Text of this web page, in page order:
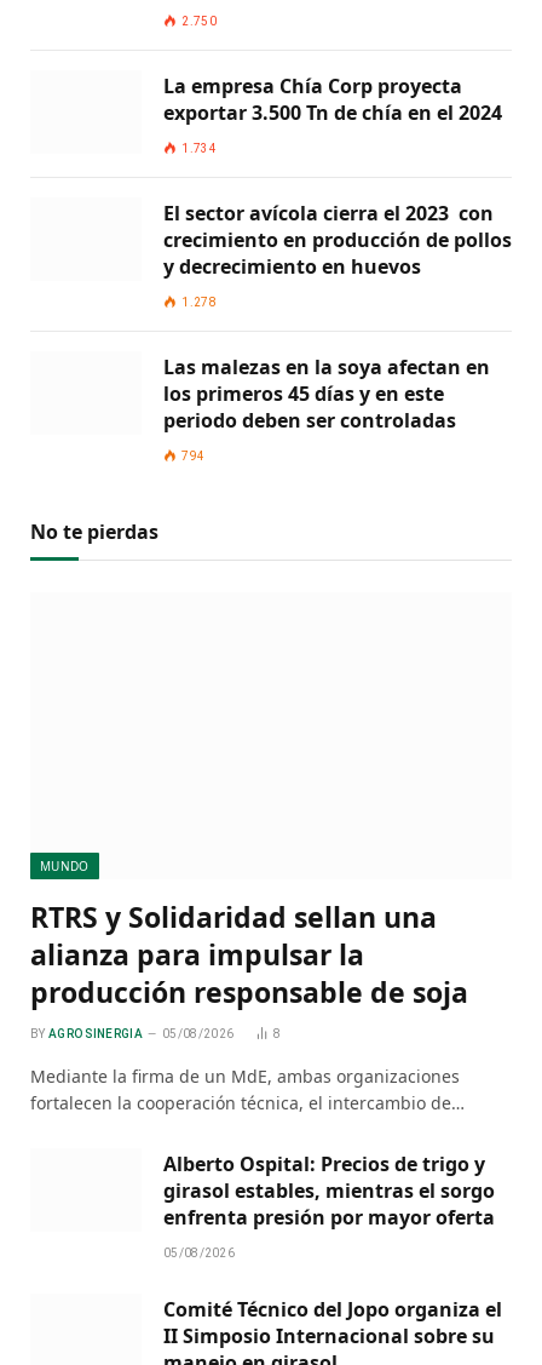
2.750
La empresa Chía Corp proyecta
exportar 3.500 Tn de chía en el 2024
1.734
El sector avícola cierra el 2023 con
crecimiento en producción de pollos
y decrecimiento en huevos
1.278
Las malezas en la soya afectan en
los primeros 45 días y en este
periodo deben ser controladas
794
No te pierdas
MUNDO
RTRS y Solidaridad sellan una
alianza para impulsar la
producción responsable de soja
BY AGRO SINERGIA 05/08/2026 8
Mediante la firma de un MdE, ambas organizaciones
fortalecen la cooperación técnica, el intercambio de…
Alberto Ospital: Precios de trigo y
girasol estables, mientras el sorgo
enfrenta presión por mayor oferta
05/08/2026
Comité Técnico del Jopo organiza el
II Simposio Internacional sobre su